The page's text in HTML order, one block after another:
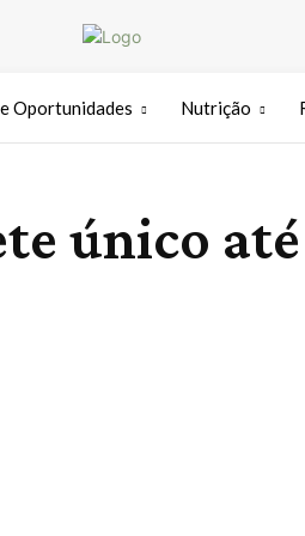
Oportunidades Nutrição
único